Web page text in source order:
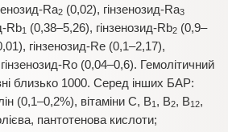
Ra2 (0,02), гінзенозид-Ra3
Rb1 (0,38–5,26), гінзенозид-Rb2 (0,9–
гінзенозид-Re (0,1–2,17),
Ro (0,04–0,6). Гемолітичний
близько 1000. Серед інших БАР:
(0,1–0,2%), вітаміни С, В1 , В2, В12,
пантотенова кислоти;